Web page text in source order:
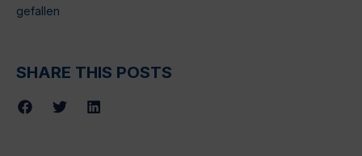
gefallen
SHARE THIS POSTS